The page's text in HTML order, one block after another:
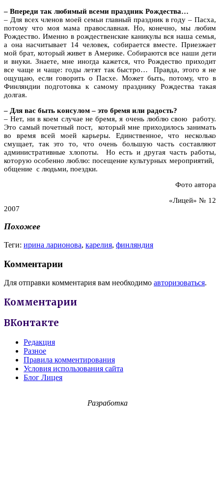
– Впереди так любимый всеми праздник Рождества…
– Для всех членов моей семьи главный праздник в году – Пасха,
потому что моя мама православная. Но, конечно, мы любим
Рождество. Именно в рождественские каникулы вся наша семья,
а она насчитывает 14 человек, собирается вместе. Приезжает
мой брат, который живет в Америке. Собираются все наши дети
и внуки. Знаете, мне иногда кажется, что Рождество приходит
все чаще и чаще: годы летят так быстро… Правда, этого я не
ощущаю, если говорить о Пасхе. Может быть, потому, что в
Финляндии подготовка к самому празднику Рождества такая
долгая.
– Для вас быть консулом – это бремя или радость?
– Нет, ни в коем случае не бремя, я очень люблю свою работу.
Это самый почетный пост, который мне приходилось занимать
во время всей моей карьеры. Единственное, что несколько
смущает, так это то, что очень большую часть составляют
административные хлопоты. Но есть и другая часть работы,
которую особенно люблю: посещение культурных мероприятий,
общение с людьми, поездки.
Фото автора
«Лицей» № 12
2007
Похожее
Теги: ирина ларионова, карелия, финляндия
Комментарии
Для отправки комментария вам необходимо авторизоваться.
Комментарии
ВКонтакте
Редакция
Разное
Правила комментирования
Условия использования сайта
Блог Лицея
Разработка